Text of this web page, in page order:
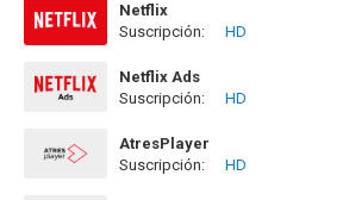
Netflix
Suscripción:
HD
Netflix Ads
Suscripción:
HD
AtresPlayer
Suscripción:
HD